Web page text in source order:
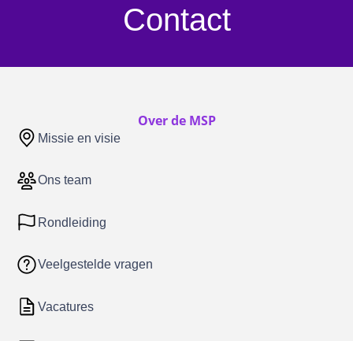
Contact
Over de MSP
Missie en visie
Ons team
Rondleiding
Veelgestelde vragen
Vacatures